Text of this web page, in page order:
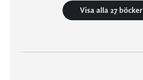
Visa alla 27 böcker